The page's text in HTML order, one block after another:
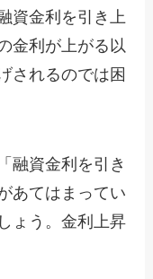
資金利を引き上
金利が上がる以
されるのでは困
融資金利を引き
あてはまってい
ょう。金利上昇